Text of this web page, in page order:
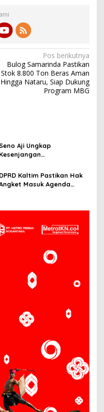
Pos berikutnya
Bulog Samarinda Pastikan
Stok 8.800 Ton Beras Aman
Hingga Nataru, Siap Dukung
Program MBG
Seno Aji Ungkap
Kesenjangan
Fokus Pembangunan ke
Depan
DPRD Kaltim Pastikan Hak
Masuk Agenda